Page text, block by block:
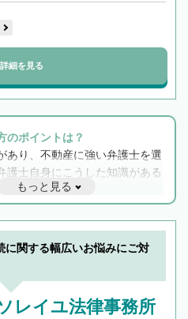
詳細を見る
のポイントは？
あり、不動産に強い弁護士を選
護士自身にこうした知識がある
携もスムーズに進み、トラブル
相続をトータルで任せることが
、相続は感情がからむ分野なの
も重要です。実際に電話や面談
と会話をしてウマが合う方に依
もっと見る
に関する幅広いお悩みにご対
レイユ法律事務所